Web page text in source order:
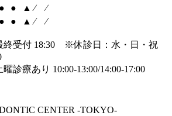
● ● ▲ ⁄
⁄
● ● ▲ ⁄ ⁄
受付 18:30 ※休診日：水・日・祝
曜診療あり 10:00-13:00/14:00-17:00
CENTER -TOKYO-